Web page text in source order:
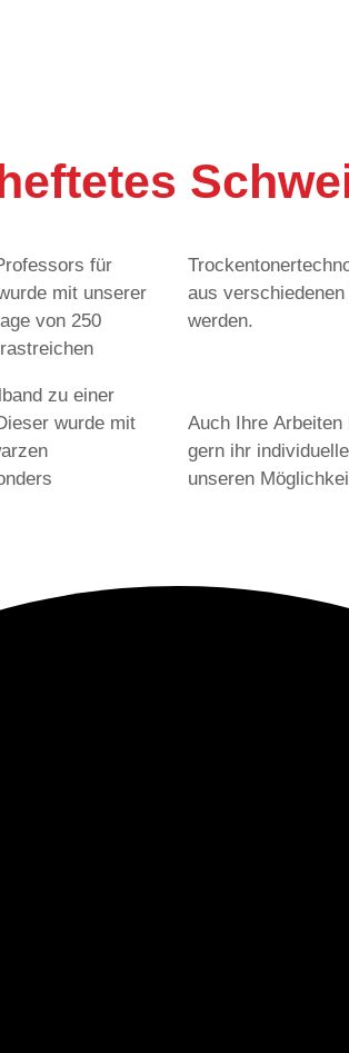
für
mit unserer
von 250
der Inhalt
gedruckt
werden.
zu einer
wurde mit
Auch Ihre
gern ihr
unseren